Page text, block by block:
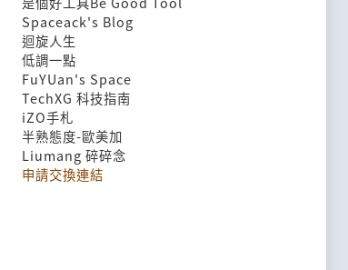
Spaceack's Blog
迴旋人生
低調一點
FuYUan's Space
TechXG 科技指南
iZO手札
半熟態度-歐美加
Liumang 碎碎念
申請交換連結